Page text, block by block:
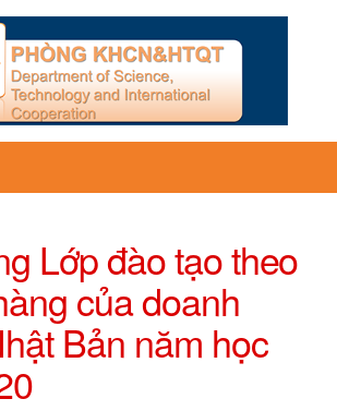
Lớp đào tạo theo
của doanh
Bản năm học